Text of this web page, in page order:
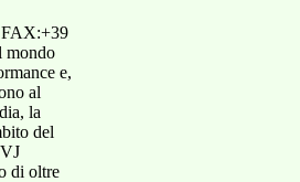
mondo
e,
al
la
del
di oltre